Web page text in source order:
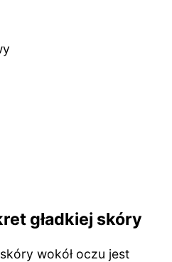
gładkiej skóry
wokół oczu jest